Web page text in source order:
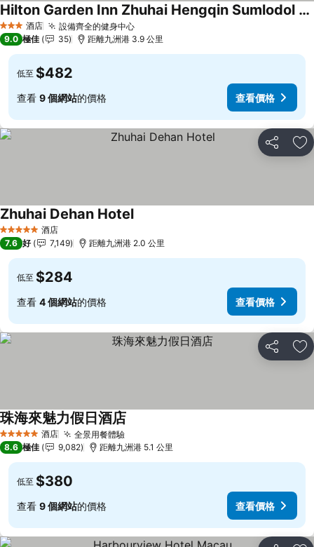
3 星級 酒店 設備齊全的健身中心
Hilton Garden Inn Zhuhai Hengqin Sumlodol Park
9.0 極佳 35 距離九洲港 3.9 公里
低至 $482
查看 9 個網站的價格 查看價格
分享 放
5 星級 酒店
Zhuhai Dehan Hotel
7.6 好 7,149 距離九洲港 2.0 公里
低至 $284
查看 4 個網站的價格 查看價格
分享 放
5 星級 酒店 全景用餐體驗
珠海來魅力假日酒店
8.6 極佳 9,082 距離九洲港 5.1 公里
低至 $380
查看 9 個網站的價格 查看價格